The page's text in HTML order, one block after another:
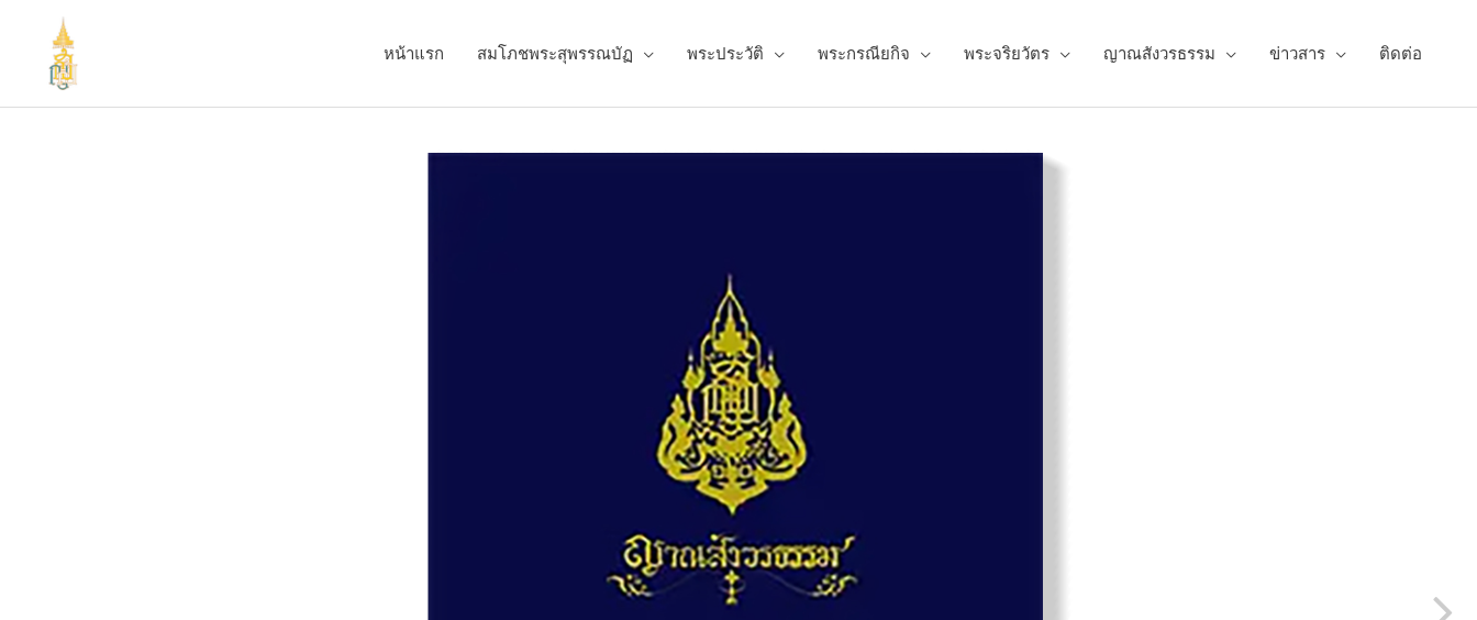
content
หน้าแรก สมโภชพระสุพรรณบัฏ พระประวัติ พระกรณียกิจ พระจริยวัตร ญาณสังวรธรรม ข่าวสาร ติดต่อ